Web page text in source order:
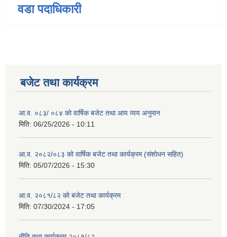
वडा पदाधिकारी
बजेट तथा कार्यक्रम
आ.व. ०८३/ ०८४ को वार्षिक बजेट तथा आय व्यय अनुमान
मिति: 06/25/2026 - 10:11
आ.व. २०८२/०८३ को वार्षिक बजेट तथा कार्यक्रम (संशोधन सहित)
मिति: 05/07/2026 - 15:30
आ.व. २०८१/८२ को बजेट तथा कार्यक्रम
मिति: 07/30/2024 - 17:05